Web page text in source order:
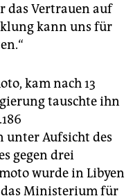
das Vertrauen auf
kann uns für
kam nach 13
tauschte ihn
Aufsicht des
gegen drei
wurde in Libyen
Ministerium für